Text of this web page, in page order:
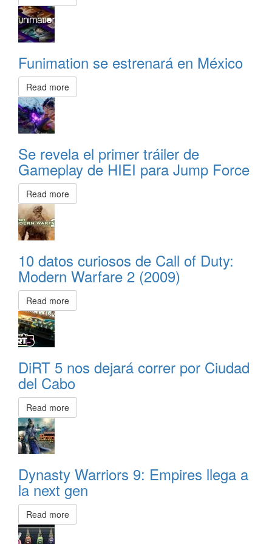
Funimation se estrenará en México
Read more
Se revela el primer tráiler de
Gameplay de HIEI para Jump Force
Read more
10 datos curiosos de Call of Duty:
Modern Warfare 2 (2009)
Read more
DiRT 5 nos dejará correr por Ciudad
del Cabo
Read more
Dynasty Warriors 9: Empires llega a
la next gen
Read more